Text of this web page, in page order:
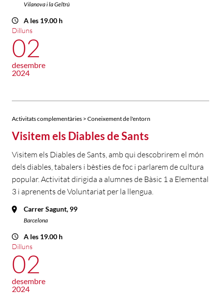
Vilanova i la Geltrú
A les 19.00 h
Dilluns
02
desembre
2024
Activitats complementàries > Coneixement de l'entorn
Visitem els Diables de Sants
Visitem els Diables de Sants, amb qui descobrirem el món
dels diables, tabalers i bèsties de foc i parlarem de cultura
popular. Activitat dirigida a alumnes de Bàsic 1 a Elemental
3 i aprenents de Voluntariat per la llengua.
Carrer Sagunt, 99
Barcelona
A les 19.00 h
Dilluns
02
desembre
2024